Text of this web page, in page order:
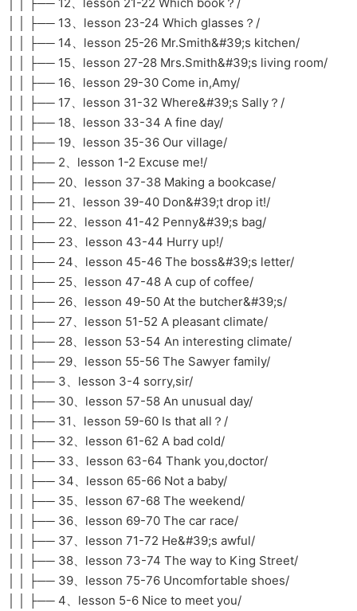
│ │ ├── 13、lesson 23-24 Which glasses？/
│ │ ├── 14、lesson 25-26 Mr.Smith&#39;s kitchen/
│ │ ├── 15、lesson 27-28 Mrs.Smith&#39;s living room/
│ │ ├── 16、lesson 29-30 Come in,Amy/
│ │ ├── 17、lesson 31-32 Where&#39;s Sally？/
│ │ ├── 18、lesson 33-34 A fine day/
│ │ ├── 19、lesson 35-36 Our village/
│ │ ├── 2、lesson 1-2 Excuse me!/
│ │ ├── 20、lesson 37-38 Making a bookcase/
│ │ ├── 21、lesson 39-40 Don&#39;t drop it!/
│ │ ├── 22、lesson 41-42 Penny&#39;s bag/
│ │ ├── 23、lesson 43-44 Hurry up!/
│ │ ├── 24、lesson 45-46 The boss&#39;s letter/
│ │ ├── 25、lesson 47-48 A cup of coffee/
│ │ ├── 26、lesson 49-50 At the butcher&#39;s/
│ │ ├── 27、lesson 51-52 A pleasant climate/
│ │ ├── 28、lesson 53-54 An interesting climate/
│ │ ├── 29、lesson 55-56 The Sawyer family/
│ │ ├── 3、lesson 3-4 sorry,sir/
│ │ ├── 30、lesson 57-58 An unusual day/
│ │ ├── 31、lesson 59-60 Is that all？/
│ │ ├── 32、lesson 61-62 A bad cold/
│ │ ├── 33、lesson 63-64 Thank you,doctor/
│ │ ├── 34、lesson 65-66 Not a baby/
│ │ ├── 35、lesson 67-68 The weekend/
│ │ ├── 36、lesson 69-70 The car race/
│ │ ├── 37、lesson 71-72 He&#39;s awful/
│ │ ├── 38、lesson 73-74 The way to King Street/
│ │ ├── 39、lesson 75-76 Uncomfortable shoes/
│ │ ├── 4、lesson 5-6 Nice to meet you/